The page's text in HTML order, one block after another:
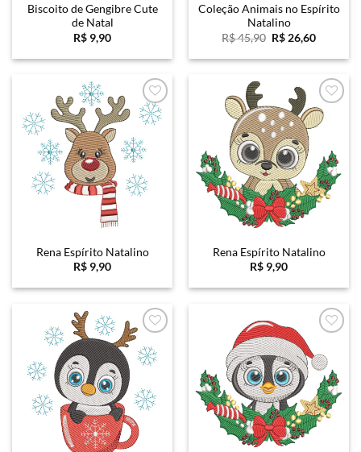
Biscoito de Gengibre Cute
de Natal
R$ 9,90
Coleção Animais no Espírito
Natalino
R$45,90 O
original
R$ 26,60O
atual
R$
Favoritar
Rena Espírito Natalino
R$ 9,90
Favoritar
Rena Espírito Natalino
R$ 9,90
Favoritar Favoritar